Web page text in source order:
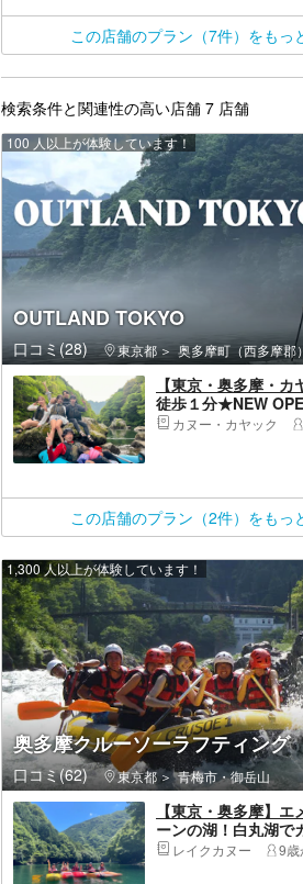
この店舗のプラン（7件）をもっ
検索条件と関連性の高い店舗 7 店舗
OUTLAND TOKYO
口コミ(28) 東京都 奥多摩町（西多摩郡
100 人以上が体験しています！
【東京・奥多摩・
徒歩１分★NEW
が良い駅前ベースで
然豊かな白丸カヤ
カヌー・カヤック
この店舗のプラン（2件）をもっ
奥多摩クルーソーラフティング
口コミ(62) 東京都 青梅市・御岳山
1,300 人以上が体験しています！
【東京・奥多摩】エ
ーンの湖！白丸湖で
真撮影付）BBQオプ
レイクカヌー 9歳